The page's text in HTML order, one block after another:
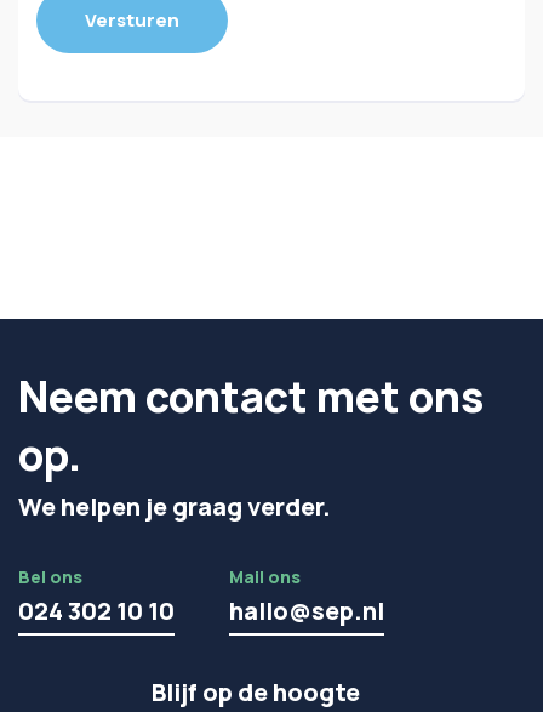
Neem contact met ons
op.
We helpen je graag verder.
Bel ons
024 302 10 10
Mail ons
hallo@sep.nl
Blijf op de hoogte